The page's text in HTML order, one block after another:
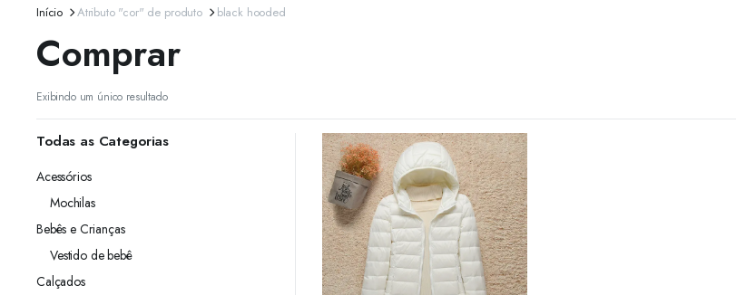
Início Atributo "cor" de produto black hooded
Comprar
Exibindo um único resultado
Todas as Categorias
Acessórios
Mochilas
Bebês e Crianças
Vestido de bebê
Calçados